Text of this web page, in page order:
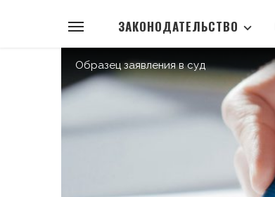
ЗАКОНОДАТЕЛЬСТВО
Образец заявления в суд